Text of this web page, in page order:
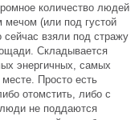
количество людей
мечом (или под густой
сейчас взяли под стражу
Складывается
энергичных, самых
Просто есть
отомстить, либо с
люди не поддаются